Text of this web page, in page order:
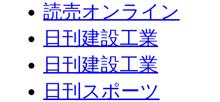
読売オンライン
日刊建設工業
日刊建設工業
日刊スポーツ